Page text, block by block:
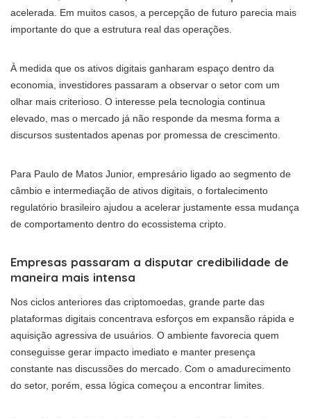
acelerada. Em muitos casos, a percepção de futuro parecia mais
importante do que a estrutura real das operações.
À medida que os ativos digitais ganharam espaço dentro da
economia, investidores passaram a observar o setor com um
olhar mais criterioso. O interesse pela tecnologia continua
elevado, mas o mercado já não responde da mesma forma a
discursos sustentados apenas por promessa de crescimento.
Para Paulo de Matos Junior, empresário ligado ao segmento de
câmbio e intermediação de ativos digitais, o fortalecimento
regulatório brasileiro ajudou a acelerar justamente essa mudança
de comportamento dentro do ecossistema cripto.
Empresas passaram a disputar credibilidade de
maneira mais intensa
Nos ciclos anteriores das criptomoedas, grande parte das
plataformas digitais concentrava esforços em expansão rápida e
aquisição agressiva de usuários. O ambiente favorecia quem
conseguisse gerar impacto imediato e manter presença
constante nas discussões do mercado. Com o amadurecimento
do setor, porém, essa lógica começou a encontrar limites.